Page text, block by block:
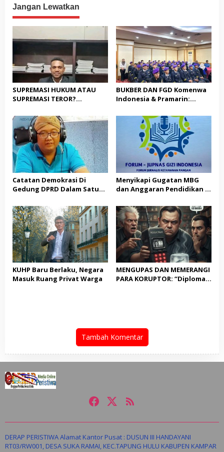
Polri
Jangan Lewatkan
SUPREMASI HUKUM ATAU
SUPREMASI TEROR?
LANGIT WAENA
BUKBER DAN FGD Komenwa
Indonesia & Pramarin:
Dengan Mengutamakan
Produk Dalam Negeri”
Catatan Demokrasi Di
Gedung DPRD Dalam Satu
Kabupaten Jombang
Menyikapi Gugatan MBG
dan Anggaran Pendidikan di
KUHP Baru Berlaku, Negara
Masuk Ruang Privat Warga
MENGUPAS DAN MEMERANGI
PARA KORUPTOR: “Diplomasi
Tambah Komentar
DERAP PERISTIWA Alamat Kantor Pusat : DUSUN III HANDAYANI
RT03/RW001, DESA SUKA RAMAI, KEC.TAPUNG HULU KABUPEN KAMPAR